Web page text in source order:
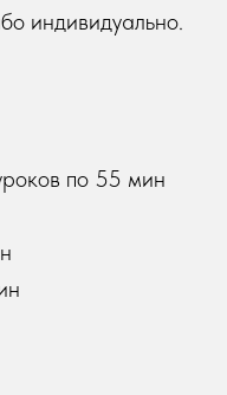
индивидуально.
по 55 мин